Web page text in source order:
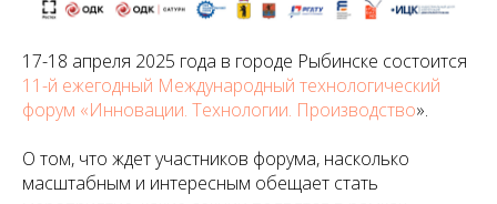
17-18 апреля 2025 года в городе Рыбинске состоится
11-й ежегодный Международный технологический
форум «Инновации. Технологии. Производство».
О том, что ждет участников форума, насколько
масштабным и интересным обещает стать